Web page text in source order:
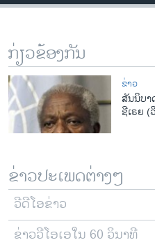
ພາສາອັງກິດ
ສຽງ
ລາຍການກະຈາຍສຽງ
ລາຍງານ
ຕິດຕາມພວກເຮົາ ທີ່
ພາສາຕ່າງໆ
ກ່ຽວຂ້ອງກັນ
ຂ່າວ
ສັນນິບາ
ຊີເຣຍ (
ຂ່າວປະເພດຕ່າງໆ
ວີດີໂອຂ່າວ
ຂ່າວວີໂອເອໃນ 60 ວິນາທີ